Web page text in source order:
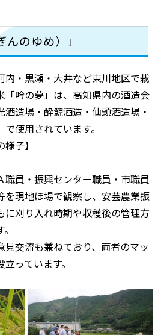
のゆめ）」
内・黒瀬・大井など東川地区で栽
「吟の夢」は、高知県内の酒造会
造場・酔鯨酒造・仙頭酒造場・
使用されています。
子】
職員・振興センター職員・市職員
を現地ほ場で観察し、安芸農業振
に刈り入れ時期や収穫後の管理方
見交流も兼ねており、両者のマッ
っています。